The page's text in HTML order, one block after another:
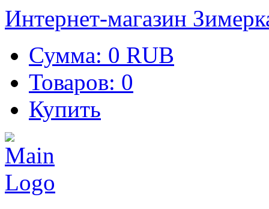
Интернет-магазин
Сумма: 0 RUB
Товаров: 0
Купить